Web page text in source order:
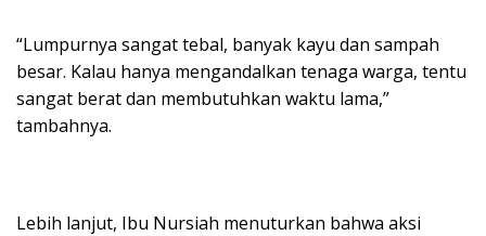
“Lumpurnya sangat tebal, banyak kayu dan sampah
besar. Kalau hanya mengandalkan tenaga warga, tentu
sangat berat dan membutuhkan waktu lama,”
tambahnya.
Lebih lanjut, Ibu Nursiah menuturkan bahwa aksi